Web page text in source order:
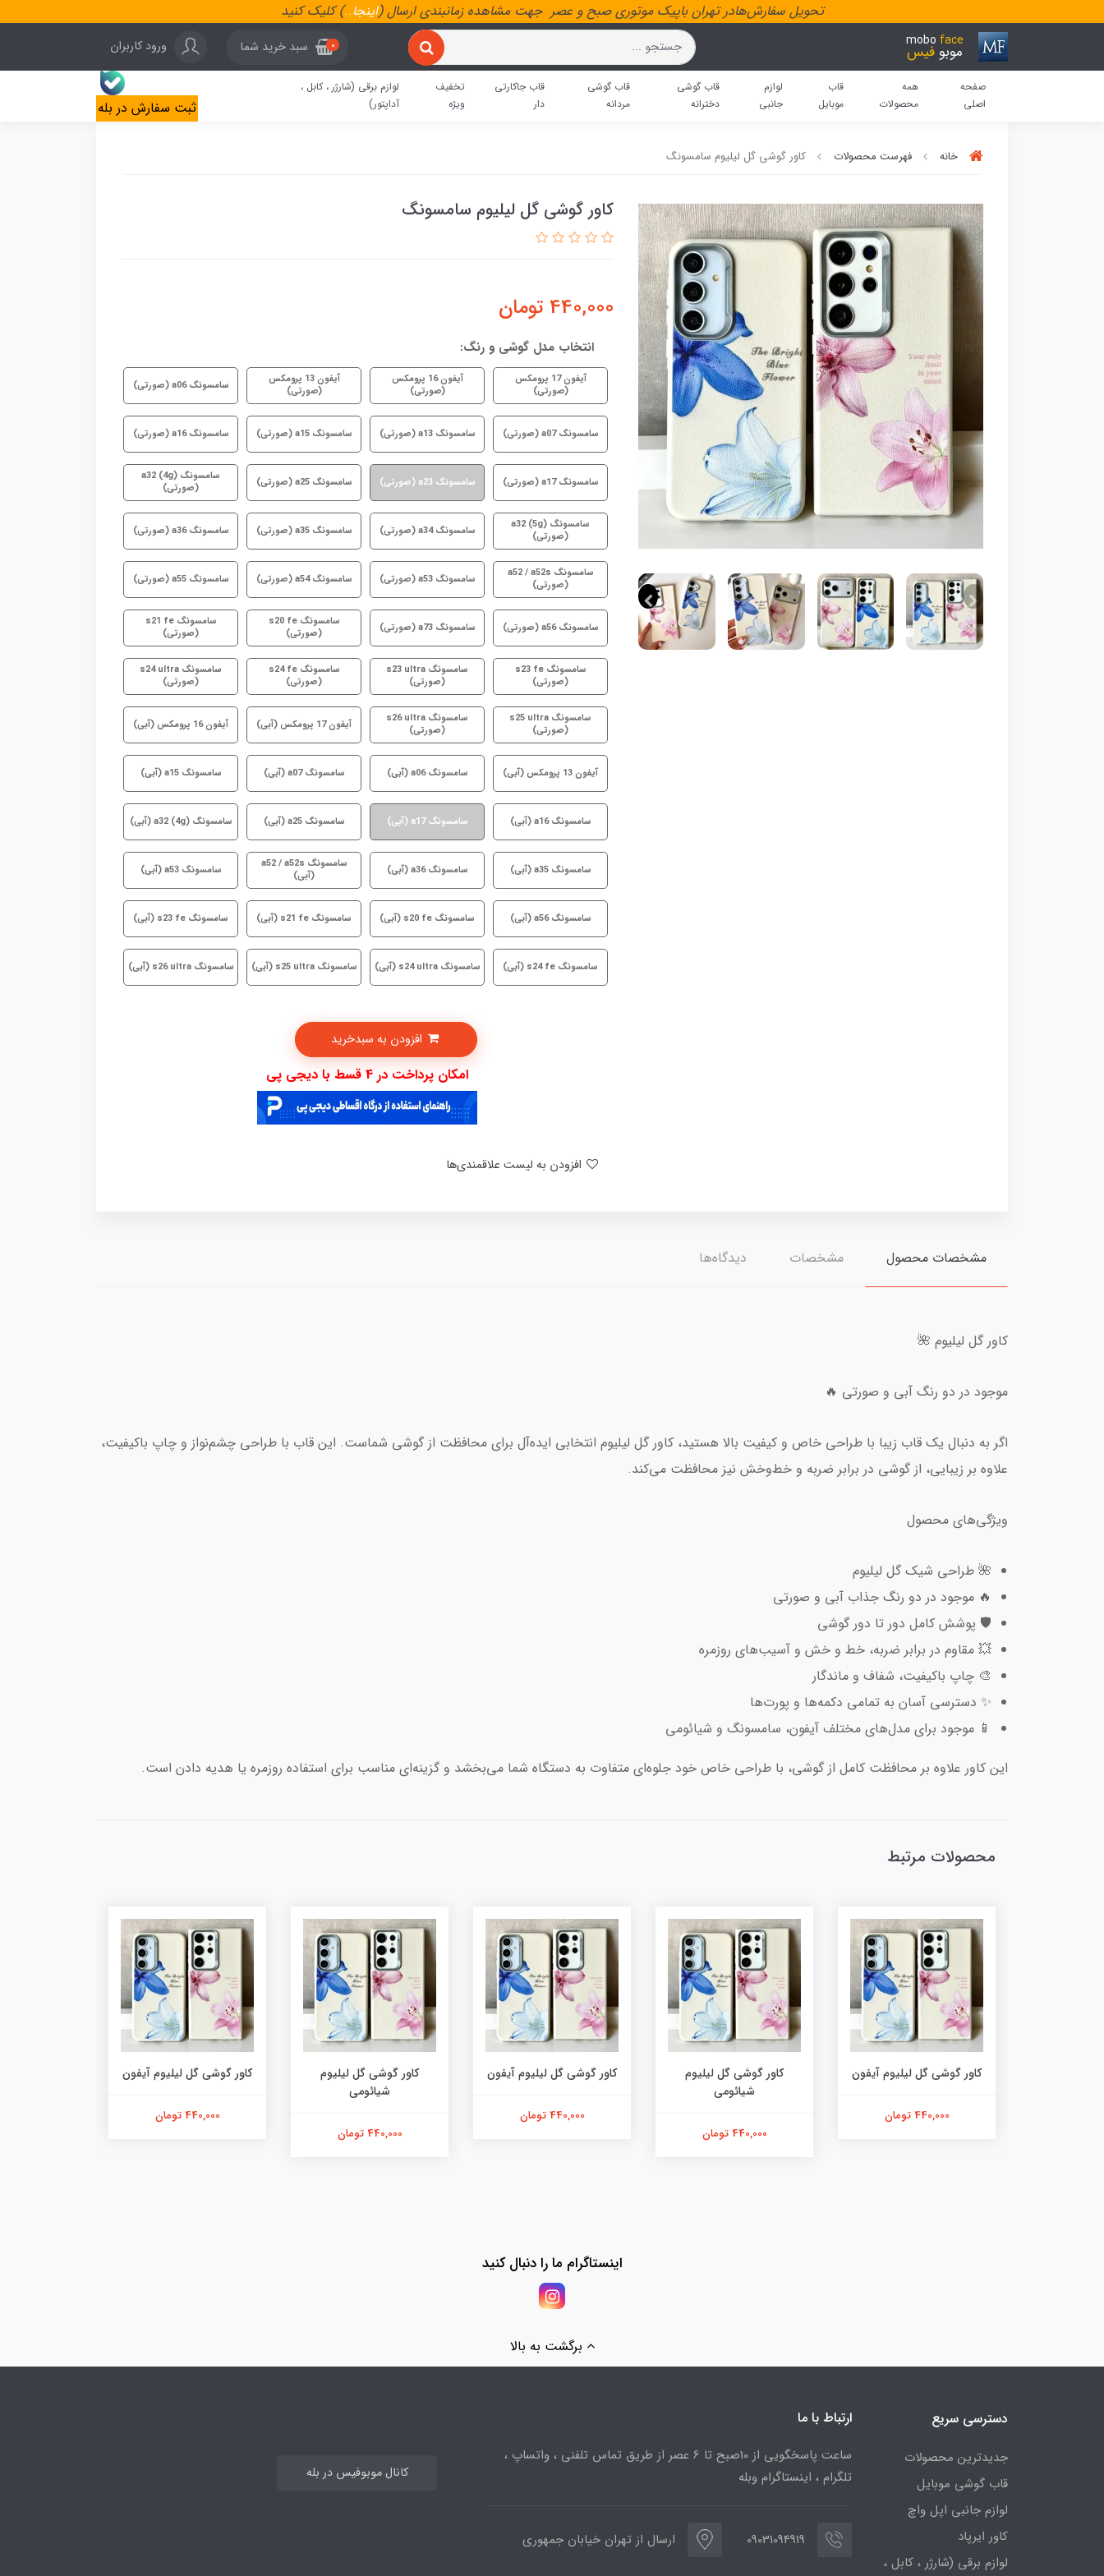
تحویل سفارش‌هادر تهران باپیک موتوری صبح و عصر جهت مشاهده زمانبندی ارسال (اینجا..) کلیک کنید
mobo face
موبو فیس 0 سبد خرید شما ورود کاربران
صفحه
اصلی
همه
محصولات
قاب
موبایل
لوازم
جانبی
قاب گوشی
دخترانه
قاب گوشی
مردانه
قاب جاکارتی
دار
تخفیف
ویژه
لوازم برقی (شارژر ، کابل ،
آداپتور)
ثبت سفارش در بله
خانه فهرست محصولات کاور گوشی گل لیلیوم سامسونگ
کاور گوشی گل لیلیوم سامسونگ
440,000 تومان
انتخاب مدل گوشی و رنگ:
آیفون 17 پرومکس
(صورتی)
آیفون 16 پرومکس
(صورتی)
آیفون 13 پرومکس
(صورتی)
سامسونگ a06 (صورتی)
سامسونگ a07 (صورتی) سامسونگ a13 (صورتی) سامسونگ a15 (صورتی) سامسونگ a16 (صورتی)
سامسونگ a17 (صورتی) سامسونگ a23 (صورتی) سامسونگ a25 (صورتی)
سامسونگ a32 (4g)
(صورتی)
سامسونگ a32 (5g)
(صورتی)
سامسونگ a34 (صورتی) سامسونگ a35 (صورتی) سامسونگ a36 (صورتی)
سامسونگ a52 / a52s
(صورتی)
سامسونگ a53 (صورتی) سامسونگ a54 (صورتی) سامسونگ a55 (صورتی)
سامسونگ a56 (صورتی) سامسونگ a73 (صورتی)
سامسونگ s20 fe
(صورتی)
سامسونگ s21 fe
(صورتی)
سامسونگ s23 fe
(صورتی)
سامسونگ s23 ultra
(صورتی)
سامسونگ s24 fe
(صورتی)
سامسونگ s24 ultra
(صورتی)
سامسونگ s25 ultra
(صورتی)
سامسونگ s26 ultra
(صورتی)
آیفون 17 پرومکس (آبی) آیفون 16 پرومکس (آبی)
آیفون 13 پرومکس (آبی) سامسونگ a06 (آبی) سامسونگ a07 (آبی) سامسونگ a15 (آبی)
سامسونگ a16 (آبی) سامسونگ a17 (آبی) سامسونگ a25 (آبی) سامسونگ a32 (4g) (آبی)
سامسونگ a35 (آبی) سامسونگ a36 (آبی)
سامسونگ a52 / a52s
(آبی)
سامسونگ a53 (آبی)
سامسونگ a56 (آبی) سامسونگ s20 fe (آبی) سامسونگ s21 fe (آبی) سامسونگ s23 fe (آبی)
سامسونگ s24 fe (آبی) سامسونگ s24 ultra (آبی) سامسونگ s25 ultra (آبی) سامسونگ s26 ultra (آبی)
امکان پرداخت در 4 قسط با دیجی پی
مشخصات محصول مشخصات دیدگاه‌ها
کاور گل لیلیوم 🌺
موجود در دو رنگ آبی و صورتی 🔥
اگر به دنبال یک قاب زیبا با طراحی خاص و کیفیت بالا هستید، کاور گل لیلیوم انتخابی ایده‌آل برای محافظت از گوشی شماست. این قاب با طراحی چشم‌نواز و چاپ باکیفیت،
علاوه بر زیبایی، از گوشی در برابر ضربه و خط‌وخش نیز محافظت می‌کند.
ویژگی‌های محصول
🌺 طراحی شیک گل لیلیوم
🔥 موجود در دو رنگ جذاب آبی و صورتی
🛡️ پوشش کامل دور تا دور گوشی
💥 مقاوم در برابر ضربه، خط و خش و آسیب‌های روزمره
🎨 چاپ باکیفیت، شفاف و ماندگار
✨ دسترسی آسان به تمامی دکمه‌ها و پورت‌ها
📱 موجود برای مدل‌های مختلف آیفون، سامسونگ و شیائومی
این کاور علاوه بر محافظت کامل از گوشی، با طراحی خاص خود جلوه‌ای متفاوت به دستگاه شما می‌بخشد و گزینه‌ای مناسب برای استفاده روزمره یا هدیه دادن است.
محصولات مرتبط
کاور گوشی گل لیلیوم آیفون
440,000 تومان
کاور گوشی گل لیلیوم
شیائومی
440,000 تومان
کاور گوشی گل لیلیوم آیفون
440,000 تومان
کاور گوشی گل لیلیوم
شیائومی
440,000 تومان
کاور گوشی گل لیلیوم آیفون
440,000 تومان
اینستاگرام ما را دنبال کنید
برگشت به بالا
دسترسی سریع
جدیدترین محصولات
قاب گوشی موبایل
لوازم جانبی اپل واچ
کاور ایرپاد
لوازم برقی (شارژر ، کابل ،
ارتباط با ما
ساعت پاسخگویی از 10صبح تا 6 عصر از طریق تماس تلفنی ، واتساپ ،
تلگرام ، اینستاگرام وبله
09031094919 ارسال از تهران خیابان جمهوری
کانال موبوفیس در بله